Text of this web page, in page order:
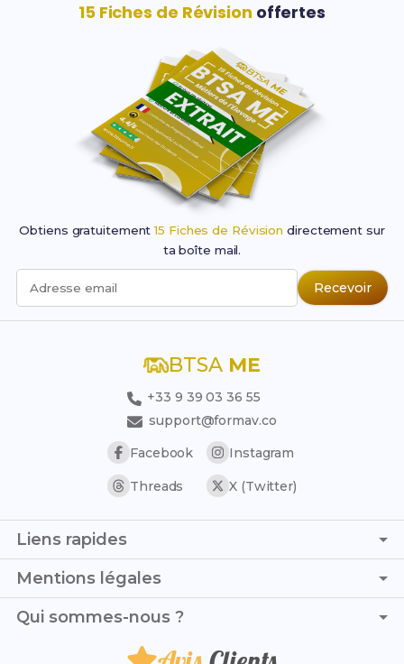
15 Fiches de Révision offertes
Obtiens gratuitement15 Fiches de Révision directement sur
ta boîte mail.
Adresse email Recevoir
BTSA ME
+33 9 39 03 36 55
support@formav.co
Facebook
Instagram
Threads X (Twitter)
Liens rapides
Page d'accueil
Simulateur de notes
Trouver son stage
Trouver son alternance
Mentions légales
C.G.V. - C.G.U.
Qui sommes-nous ?
Je suis Thomas et, avec ma camarade Iris, nous avons